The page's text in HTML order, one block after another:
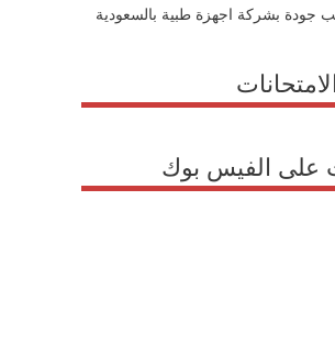
جودة بشركة اجهزة طبية بالسعودية
على الفيس بوك